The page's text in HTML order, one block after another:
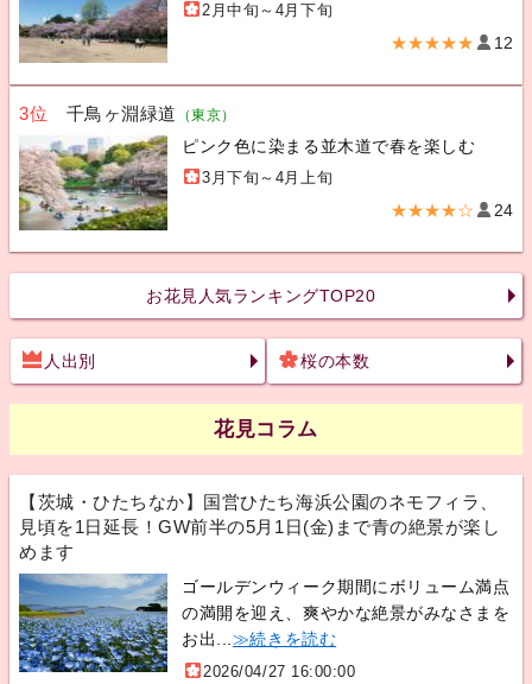
2月中旬～4月下旬
★★★★★ 12
3位 千鳥ヶ淵緑道 （東京）
ピンク色に染まる並木道で春を楽しむ
3月下旬～4月上旬
★★★★☆ 24
お花見人気ランキングTOP20
人出別 桜の本数
花見コラム
【茨城・ひたちなか】国営ひたち海浜公園のネモフィラ、
見頃を1日延長！GW前半の5月1日(金)まで青の絶景が楽し
めます
ゴールデンウィーク期間にボリューム満点
の満開を迎え、爽やかな絶景がみなさまを
お出... ≫続きを読む
2026/04/27 16:00:00